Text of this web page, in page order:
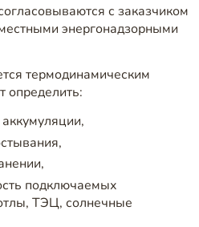
с заказчиком
энергонадзорными
термодинамическим
определить:
подключаемых
ТЭЦ, солнечные